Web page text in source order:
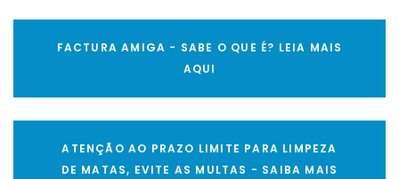
FACTURA AMIGA - SABE O QUE É? LEIA MAIS
AQUI
ATENÇÃO AO PRAZO LIMITE PARA LIMPEZA
DE MATAS, EVITE AS MULTAS - SAIBA MAIS